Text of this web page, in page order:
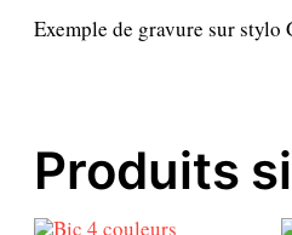
l
e
p
e
r
s
Exemple de gravure sur stylo
Produits